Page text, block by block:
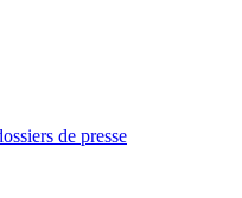
de presse